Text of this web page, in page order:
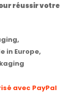
réussir votre
,
in Europe,
avec PayPal